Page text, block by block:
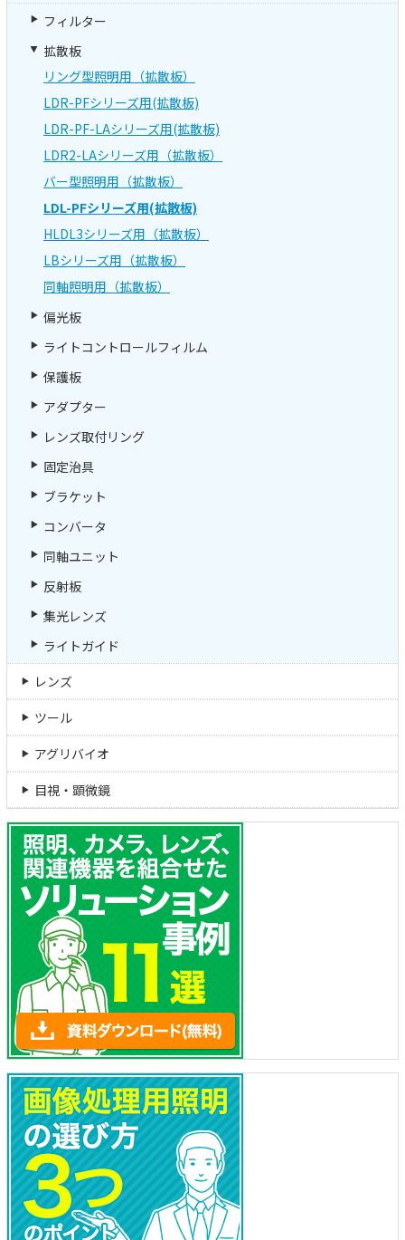
フィルター
拡散板
リング型照明用（拡散板）
LDR-PFシリーズ用(拡散板)
LDR-PF-LAシリーズ用(拡散板)
LDR2-LAシリーズ用（拡散板）
バー型照明用（拡散板）
LDL-PFシリーズ用(拡散板)
HLDL3シリーズ用（拡散板）
LBシリーズ用（拡散板）
同軸照明用（拡散板）
偏光板
ライトコントロールフィルム
保護板
アダプター
レンズ取付リング
固定治具
ブラケット
コンバータ
同軸ユニット
反射板
集光レンズ
ライトガイド
レンズ
ツール
アグリバイオ
目視・顕微鏡